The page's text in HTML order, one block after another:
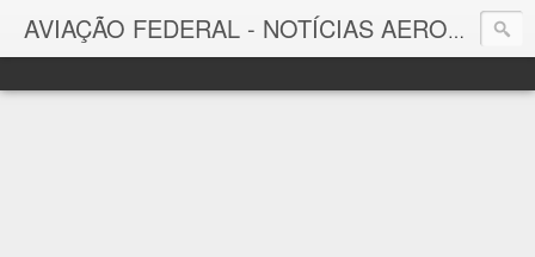
AVIAÇÃO FEDERAL - NOTÍCIAS AERONÁUTICAS & TECNOLOGIAS
Aviação Federal